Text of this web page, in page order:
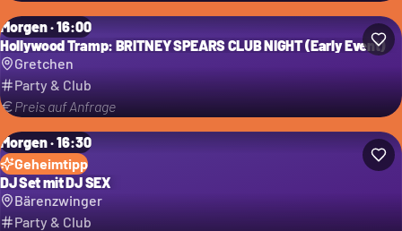
Morgen · 16:00
Hollywood Tramp: BRITNEY SPEARS CLUB NIGHT (Early Event)
Gretchen
Party & Club
Preis auf Anfrage
Morgen · 16:30
Geheimtipp
DJ Set mit DJ SEX
Bärenzwinger
Party & Club